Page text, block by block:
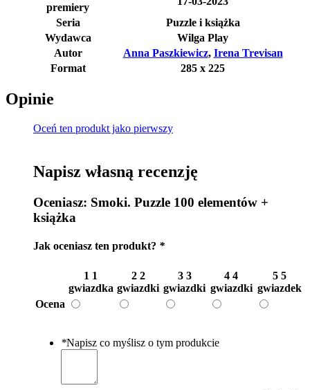
premiery
Seria
Puzzle i książka
Wydawca
Wilga Play
Autor
Anna Paszkiewicz, Irena Trevisan
Format
285 x 225
Opinie
Oceń ten produkt jako pierwszy
Napisz własną recenzję
Oceniasz: Smoki. Puzzle 100 elementów +
książka
Jak oceniasz ten produkt? *
1 1
gwiazdka
2 2
gwiazdki
3 3
gwiazdki
4 4
gwiazdki
5 5
gwiazdek
Ocena
*Napisz co myślisz o tym produkcie